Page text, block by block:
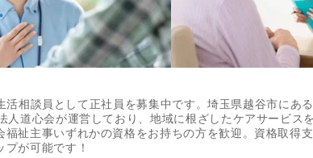
土日祝休み (7) (6)
年間休日110日以上 (211) 年間休日120日以上
育休あり(771) 介護休業
社会保険完備(790) 研修制度あり(716)
相談員として正社員を募集中です。埼玉県越谷市にあ
道心会が運営しており、地域に根ざしたケアサービス
祉主事いずれかの資格をお持ちの方を歓迎。資格取得
が可能です！